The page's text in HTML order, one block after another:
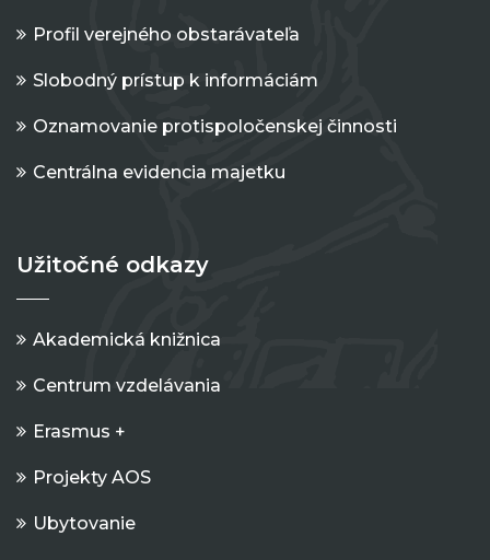
Profil verejného obstarávateľa
Slobodný prístup k informáciám
Oznamovanie protispoločenskej činnosti
Centrálna evidencia majetku
Užitočné odkazy
Akademická knižnica
Centrum vzdelávania
Erasmus +
Projekty AOS
Ubytovanie